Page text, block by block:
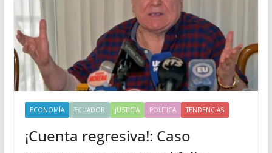
ECONOMÍA ECUADOR JUSTICIA POLITICA TENDENCIAS
¡Cuenta regresiva!: Caso